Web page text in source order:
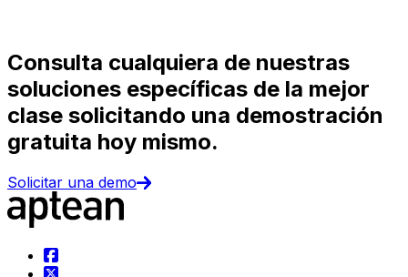
Consulta cualquiera de nuestras
soluciones específicas de la mejor
clase solicitando una demostración
gratuita hoy mismo.
Solicitar una demo